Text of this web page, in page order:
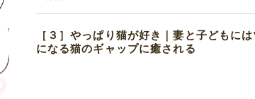
［３］やっぱり猫が好き｜妻と子どもに
になる猫のギャップに癒される